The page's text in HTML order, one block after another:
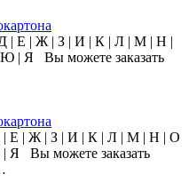
| Е | Ж | З | И | К | Л | М | Н |
| Я Вы можете заказать
| Е | Ж | З | И | К | Л | М | Н | О
Вы можете заказать